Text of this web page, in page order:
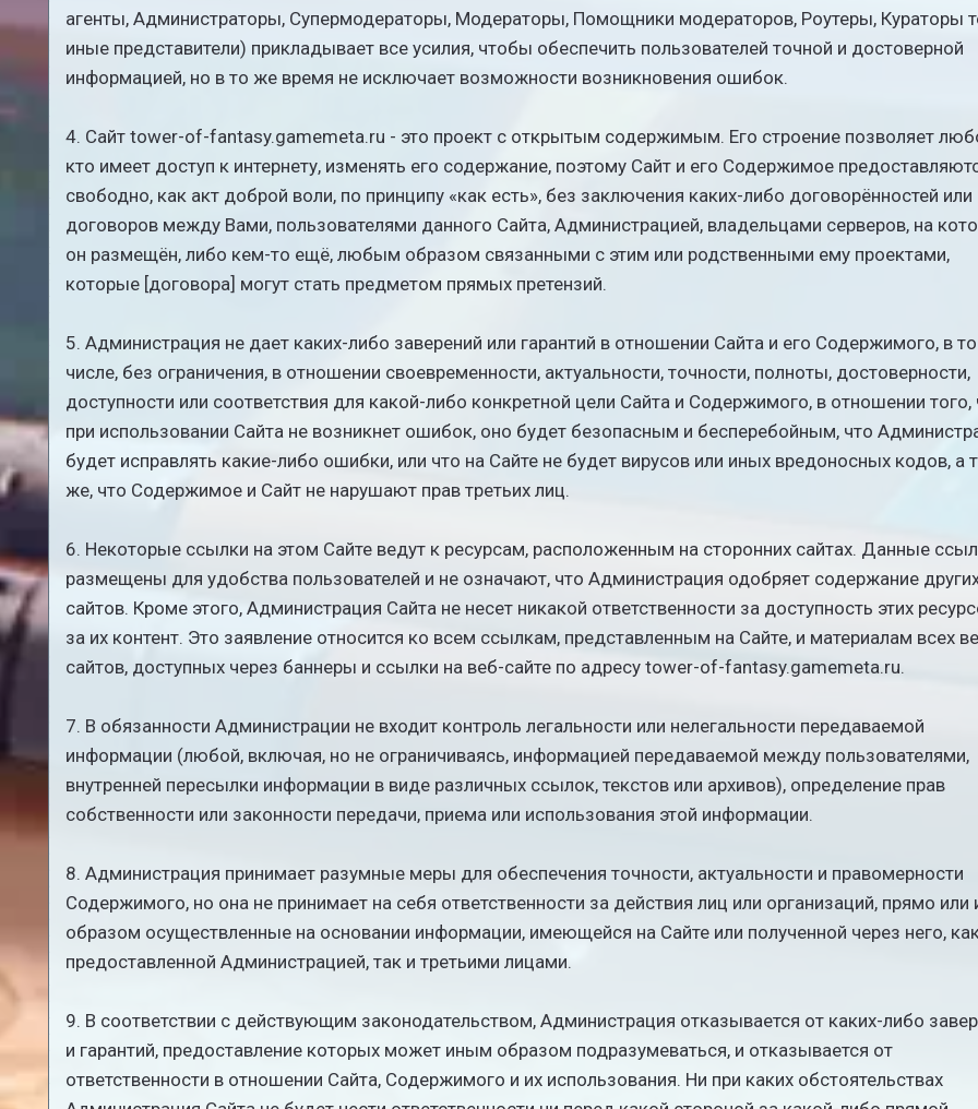
агенты, Администраторы, Супермодераторы, Модераторы, Помощники модераторов, Роутеры, Кураторы
иные представители) прикладывает все усилия, чтобы обеспечить пользователей точной и достоверной
информацией, но в то же время не исключает возможности возникновения ошибок.
4. Cайт tower-of-fantasy.gamemeta.ru - это проект с открытым содержимым. Его строение позволяет
кто имеет доступ к интернету, изменять его содержание, поэтому Сайт и его Содержимое
свободно, как акт доброй воли, по принципу «как есть», без заключения каких-либо договорённостей или
договоров между Вами, пользователями данного Сайта, Администрацией, владельцами серверов, на
он размещён, либо кем-то ещё, любым образом связанными с этим или родственными ему проектами,
которые [договора] могут стать предметом прямых претензий.
5. Администрация не дает каких-либо заверений или гарантий в отношении Сайта и его Содержимого, в
числе, без ограничения, в отношении своевременности, актуальности, точности, полноты, достоверности,
доступности или соответствия для какой-либо конкретной цели Сайта и Содержимого, в отношении того,
при использовании Сайта не возникнет ошибок, оно будет безопасным и бесперебойным, что
будет исправлять какие-либо ошибки, или что на Сайте не будет вирусов или иных вредоносных кодов, а
же, что Содержимое и Сайт не нарушают прав третьих лиц.
6. Некоторые ссылки на этом Сайте ведут к ресурсам, расположенным на сторонних сайтах. Данные
размещены для удобства пользователей и не означают, что Администрация одобряет содержание
сайтов. Кроме этого, Администрация Сайта не несет никакой ответственности за доступность этих
за их контент. Это заявление относится ко всем ссылкам, представленным на Сайте, и материалам всех
сайтов, доступных через баннеры и ссылки на веб-сайте по адресу tower-of-fantasy.gamemeta.ru.
7. В обязанности Администрации не входит контроль легальности или нелегальности передаваемой
информации (любой, включая, но не ограничиваясь, информацией передаваемой между пользователями,
внутренней пересылки информации в виде различных ссылок, текстов или архивов), определение прав
собственности или законности передачи, приема или использования этой информации.
8. Администрация принимает разумные меры для обеспечения точности, актуальности и правомерности
Содержимого, но она не принимает на себя ответственности за действия лиц или организаций, прямо
образом осуществленные на основании информации, имеющейся на Сайте или полученной через него,
предоставленной Администрацией, так и третьими лицами.
9. В соответствии с действующим законодательством, Администрация отказывается от каких-либо
и гарантий, предоставление которых может иным образом подразумеваться, и отказывается от
ответственности в отношении Сайта, Содержимого и их использования. Ни при каких обстоятельствах